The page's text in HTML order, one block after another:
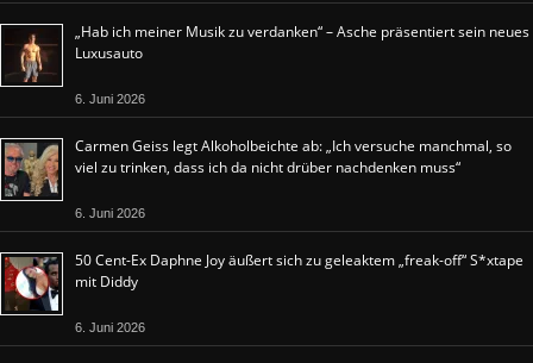
„Hab ich meiner Musik zu verdanken“ – Asche präsentiert sein neues
Luxusauto
6. Juni 2026
Carmen Geiss legt Alkoholbeichte ab: „Ich versuche manchmal, so
viel zu trinken, dass ich da nicht drüber nachdenken muss“
6. Juni 2026
50 Cent-Ex Daphne Joy äußert sich zu geleaktem „freak-off“ S*xtape
mit Diddy
6. Juni 2026